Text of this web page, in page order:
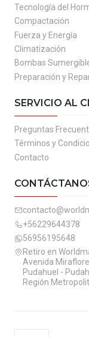
Tecnología del
Compactación
Fuerza y Energía
Climatización
Bombas
Preparación y
SERVICIO AL
Preguntas
Términos y
Contacto
+56229644378
56956195648
Retiro en
Avenida
Pudahuel -
Región